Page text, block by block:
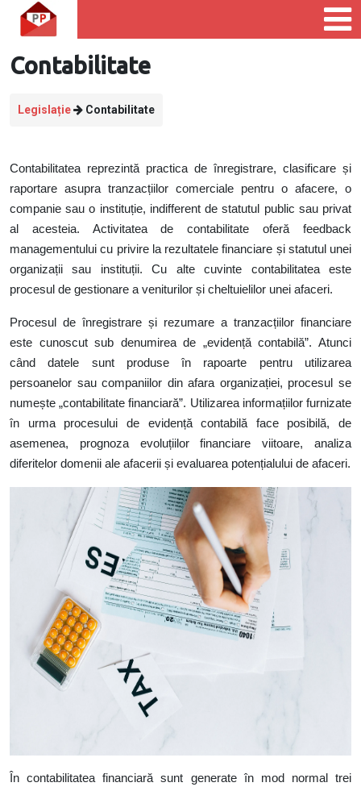
Contabilitate
Legislație Contabilitate
Contabilitatea reprezintă practica de înregistrare, clasificare și
raportare asupra tranzacțiilor comerciale pentru o afacere, o
companie sau o instituție, indifferent de statutul public sau privat
al acesteia. Activitatea de contabilitate oferă feedback
managementului cu privire la rezultatele financiare și statutul unei
organizații sau instituții. Cu alte cuvinte contabilitatea este
procesul de gestionare a veniturilor și cheltuielilor unei afaceri.
Procesul de înregistrare și rezumare a tranzacțiilor financiare
este cunoscut sub denumirea de „evidență contabilă”. Atunci
când datele sunt produse în rapoarte pentru utilizarea
persoanelor sau companiilor din afara organizației, procesul se
numește „contabilitate financiară”. Utilizarea informațiilor furnizate
în urma procesului de evidență contabilă face posibilă, de
asemenea, prognoza evoluțiilor financiare viitoare, analiza
diferitelor domenii ale afacerii și evaluarea potențialului de afaceri.
În contabilitatea financiară sunt generate în mod normal trei